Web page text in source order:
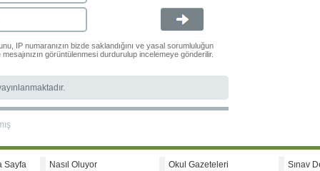
IP numaranızın bizde saklandığını ve yasal sorumluluğun
görüntülenmesi durdurulup incelemeye gönderilir.
Sayfa
Nasıl Oluyor
Okul Gazeteleri
Sınav